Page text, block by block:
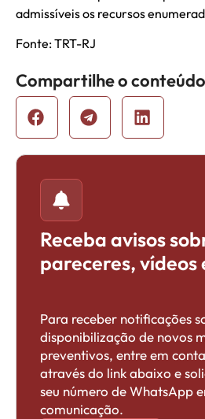
admissíveis os recursos
Fonte: TRT-RJ
Compartilhe o conteúdo
Receba avisos
pareceres,
Para receber notificações
disponibilização de novos
preventivos, entre em
através do link abaixo e
seu número de WhatsApp
comunicação.